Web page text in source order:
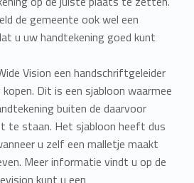
de gemeente ook wel een
u uw handtekening goed kunt
Vision een handschriftgeleider
Dit is een sjabloon waarmee
buiten de daarvoor
te staan. Het sjabloon heeft dus
u zelf een malletje maakt
Meer informatie vindt u op de